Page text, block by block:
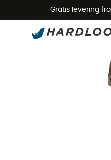
Gratis levering fra